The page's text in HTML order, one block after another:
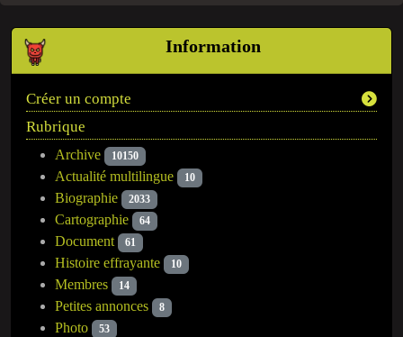
Information
Créer un compte
Rubrique
Archive 10150
Actualité multilingue 10
Biographie 2033
Cartographie 64
Document 61
Histoire effrayante 10
Membres 14
Petites annonces 8
Photo 53